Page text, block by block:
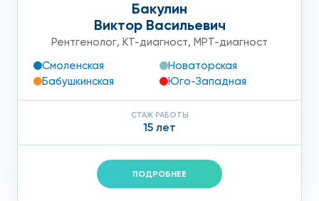
Бакулин
Виктор Васильевич
Рентгенолог, КТ-диагност, МРТ-диагност
Смоленская
Новаторская
Бабушкинская
Юго-Западная
СТАЖ РАБОТЫ
15 лет
ПОДРОБНЕЕ